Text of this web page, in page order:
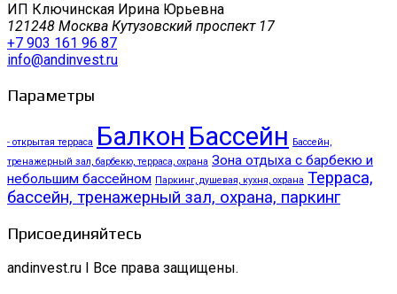
ИП Ключинская Ирина Юрьевна
121248 Москва Кутузовский проспект 17
+7 903 161 96 87
info@andinvest.ru
Параметры
- открытая терраса Балкон Бассейн Бассейн,
тренажерный зал, барбекю, терраса, охрана Зона отдыха с барбекю и
небольшим бассейном Паркинг, душевая, кухня, охрана Терраса,
бассейн, тренажерный зал, охрана, паркинг
Присоединяйтесь
andinvest.ru I Все права защищены.